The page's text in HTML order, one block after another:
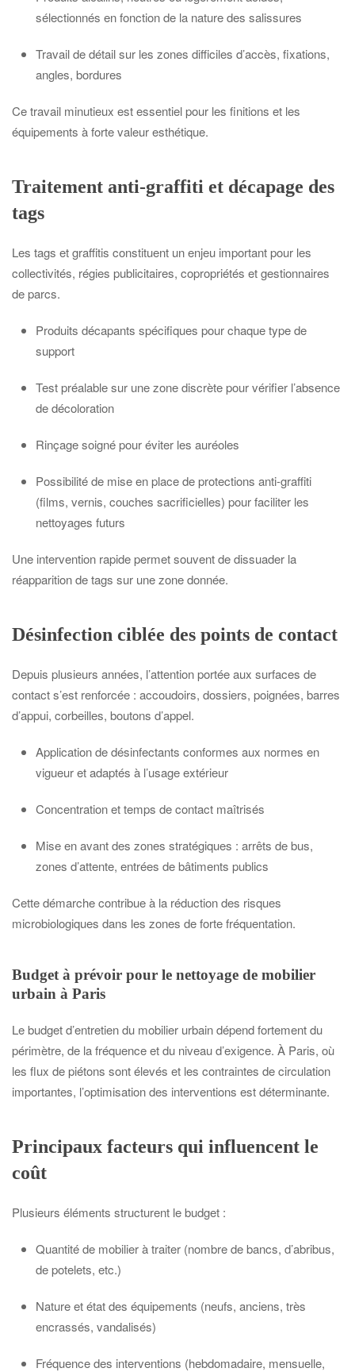
sélectionnés en fonction de la nature des salissures
Travail de détail sur les zones difficiles d’accès, fixations,
angles, bordures
Ce travail minutieux est essentiel pour les finitions et les
équipements à forte valeur esthétique.
Traitement anti-graffiti et décapage des
tags
Les tags et graffitis constituent un enjeu important pour les
collectivités, régies publicitaires, copropriétés et gestionnaires
de parcs.
Produits décapants spécifiques pour chaque type de
support
Test préalable sur une zone discrète pour vérifier l’absence
de décoloration
Rinçage soigné pour éviter les auréoles
Possibilité de mise en place de protections anti-graffiti
(films, vernis, couches sacrificielles) pour faciliter les
nettoyages futurs
Une intervention rapide permet souvent de dissuader la
réapparition de tags sur une zone donnée.
Désinfection ciblée des points de contact
Depuis plusieurs années, l’attention portée aux surfaces de
contact s’est renforcée : accoudoirs, dossiers, poignées, barres
d’appui, corbeilles, boutons d’appel.
Application de désinfectants conformes aux normes en
vigueur et adaptés à l’usage extérieur
Concentration et temps de contact maîtrisés
Mise en avant des zones stratégiques : arrêts de bus,
zones d’attente, entrées de bâtiments publics
Cette démarche contribue à la réduction des risques
microbiologiques dans les zones de forte fréquentation.
Budget à prévoir pour le nettoyage de mobilier
urbain à Paris
Le budget d’entretien du mobilier urbain dépend fortement du
périmètre, de la fréquence et du niveau d’exigence. À Paris, où
les flux de piétons sont élevés et les contraintes de circulation
importantes, l’optimisation des interventions est déterminante.
Principaux facteurs qui influencent le
coût
Plusieurs éléments structurent le budget :
Quantité de mobilier à traiter (nombre de bancs, d’abribus,
de potelets, etc.)
Nature et état des équipements (neufs, anciens, très
encrassés, vandalisés)
Fréquence des interventions (hebdomadaire, mensuelle,